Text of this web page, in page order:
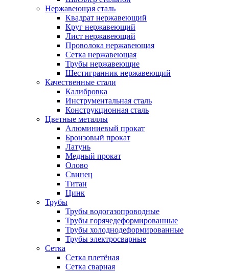
Нержавеющая сталь
Квадрат нержавеющий
Круг нержавеющий
Лист нержавеющий
Проволока нержавеющая
Сетка нержавеющая
Трубы нержавеющие
Шестигранник нержавеющий
Качественные стали
Калибровка
Инструментальная сталь
Конструкционная сталь
Цветные металлы
Алюминиевый прокат
Бронзовый прокат
Латунь
Медный прокат
Олово
Свинец
Титан
Цинк
Трубы
Трубы водогазопроводные
Трубы горячедеформированные
Трубы холоднодеформированные
Трубы электросварные
Сетка
Сетка плетёная
Сетка сварная